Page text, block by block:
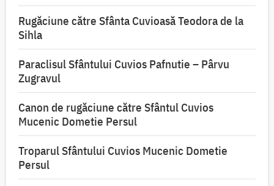
Rugăciune către Sfânta Cuvioasă Teodora de la
Sihla
Paraclisul Sfântului Cuvios Pafnutie – Pârvu
Zugravul
Canon de rugăciune către Sfântul Cuvios
Mucenic Dometie Persul
Troparul Sfântului Cuvios Mucenic Dometie
Persul